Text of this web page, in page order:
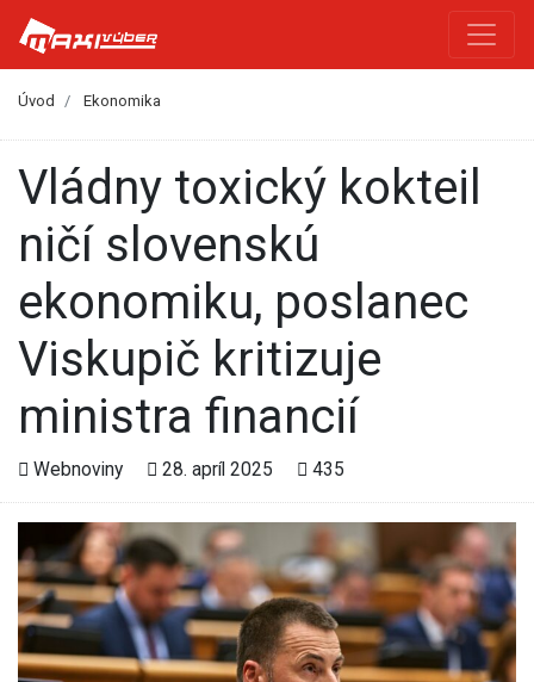
Úvod Ekonomika
Vládny toxický kokteil
ničí slovenskú
ekonomiku, poslanec
Viskupič kritizuje
ministra financií
Webnoviny 28. apríl 2025 435